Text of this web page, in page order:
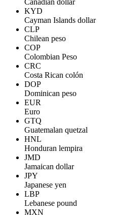
Canadian dollar
KYD
Cayman Islands dollar
CLP
Chilean peso
COP
Colombian Peso
CRC
Costa Rican colón
DOP
Dominican peso
EUR
Euro
GTQ
Guatemalan quetzal
HNL
Honduran lempira
JMD
Jamaican dollar
JPY
Japanese yen
LBP
Lebanese pound
MXN